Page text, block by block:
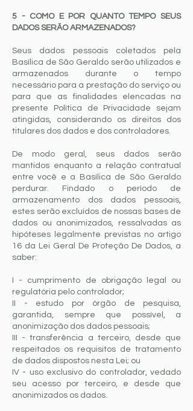
5 - COMO E POR QUANTO TEMPO SEUS
DADOS SERÃO ARMAZENADOS?
Seus dados pessoais coletados pela
Basílica de São Geraldo serão utilizados e
armazenados durante o tempo
necessário para a prestação do serviço ou
para que as finalidades elencadas na
presente Política de Privacidade sejam
atingidas, considerando os direitos dos
titulares dos dados e dos controladores.
De modo geral, seus dados serão
mantidos enquanto a relação contratual
entre você e a Basílica de São Geraldo
perdurar. Findado o período de
armazenamento dos dados pessoais,
estes serão excluídos de nossas bases de
dados ou anonimizados, ressalvadas as
hipóteses legalmente previstas no artigo
16 da Lei Geral De Proteção De Dados, a
saber:
I - cumprimento de obrigação legal ou
regulatória pelo controlador;
II - estudo por órgão de pesquisa,
garantida, sempre que possível, a
anonimização dos dados pessoais;
III - transferência a terceiro, desde que
respeitados os requisitos de tratamento
de dados dispostos nesta Lei; ou
IV - uso exclusivo do controlador, vedado
seu acesso por terceiro, e desde que
anonimizados os dados.